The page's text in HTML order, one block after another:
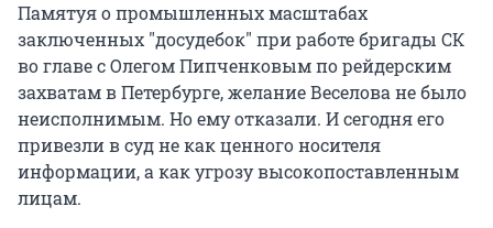
Памятуя о промышленных масштабах
заключенных "досудебок" при работе бригады СК
во главе с Олегом Пипченковым по рейдерским
захватам в Петербурге, желание Веселова не было
неисполнимым. Но ему отказали. И сегодня его
привезли в суд не как ценного носителя
информации, а как угрозу высокопоставленным
лицам.